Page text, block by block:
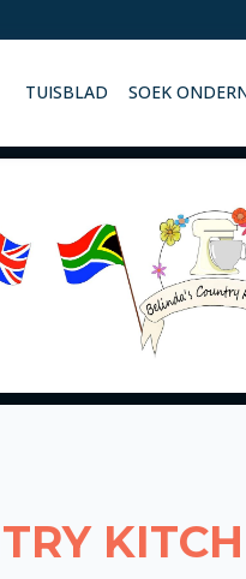
TUISBLAD SOEK